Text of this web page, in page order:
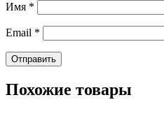
Имя *
Email *
Похожие товары